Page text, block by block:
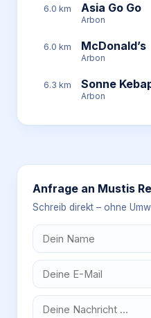
6.0 km Asia Go Go
Arbon
6.0 km McDonald’s
Arbon
6.3 km Sonne
Arbon
Anfrage an Mustis
Schreib direkt – ohne